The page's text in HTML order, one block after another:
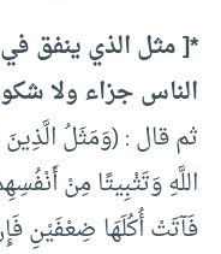
*[ مثل الذي ينفق في
الناس جزاء ولا
ثم قال : (وَمَثَلُ
اللَّهِ وَتَثْبِيتًا مِنْ
فَآتَتْ أُكُلَهَا ضِعْفَيْنِ